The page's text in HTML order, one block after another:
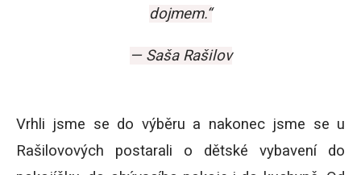
dojmem.“
— Saša Rašilov
Vrhli jsme se do výběru a nakonec jsme se u
Rašilovových postarali o dětské vybavení do